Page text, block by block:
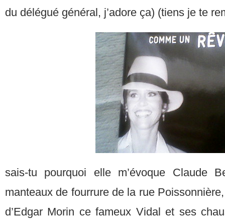
du délégué général, j’adore ça) (tiens je te
sais-tu pourquoi elle m’évoque Claude
manteaux de fourrure de la rue
d’Edgar Morin ce fameux Vidal et ses